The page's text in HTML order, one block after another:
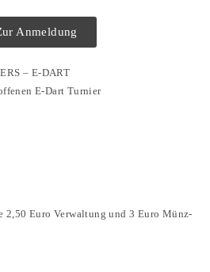
Anmeldung
– E-DART
E-Dart Turnier
2,50 Euro Verwaltung und 3 Euro Münz-